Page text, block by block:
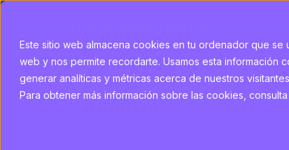
Este sitio web almacena cookies en tu ordenador que
web y nos permite recordarte. Usamos esta información
generar analíticas y métricas acerca de nuestros
Para obtener más información sobre las cookies,